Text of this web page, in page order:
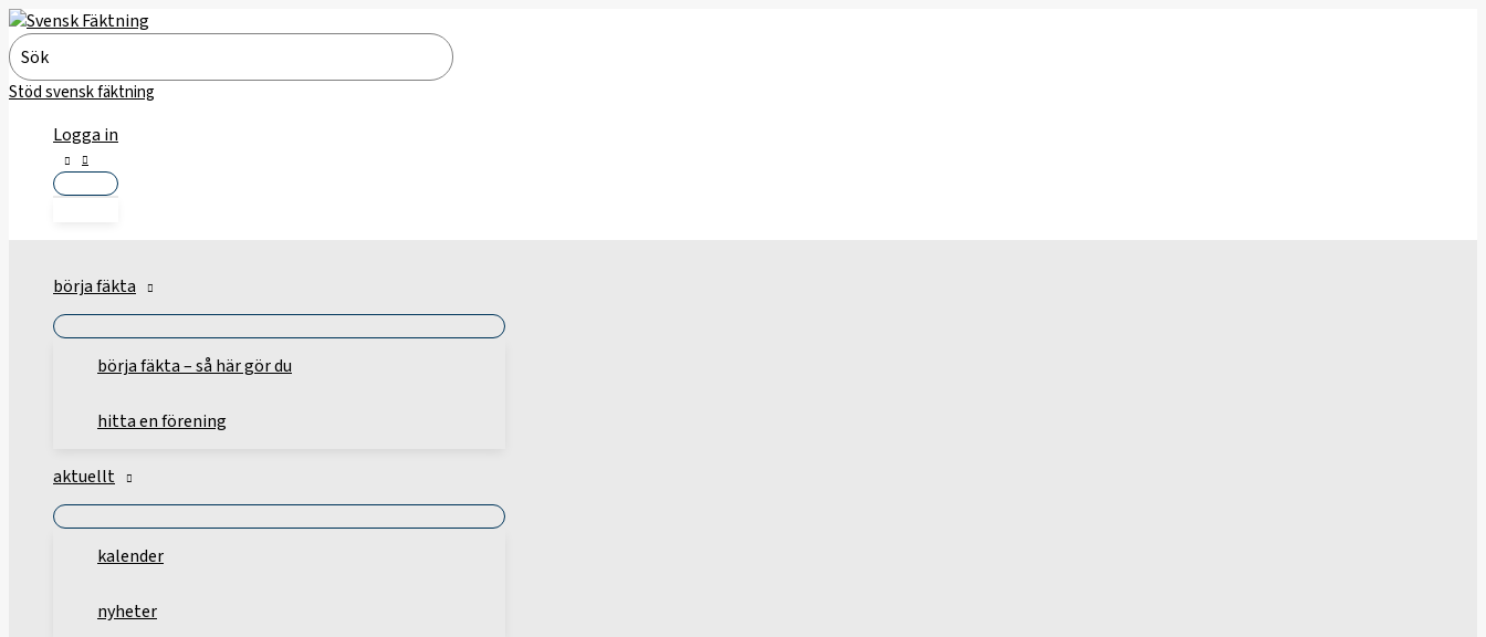
Hoppa
till
innehåll
Search
for:
Stöd svensk fäktning
Logga in
börja fäkta
börja fäkta – så här gör du
hitta en förening
aktuellt
kalender
nyheter